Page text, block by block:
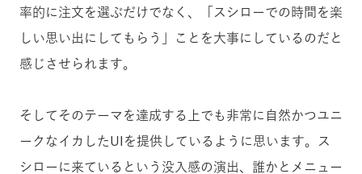
率的に注文を選ぶだけでなく、「スシローでの時間を楽
しい思い出にしてもらう」ことを大事にしているのだと
感じさせられます。
そしてそのテーマを達成する上でも非常に自然かつユニ
ークなイカしたUIを提供しているように思います。ス
シローに来ているという没入感の演出、誰かとメニュー